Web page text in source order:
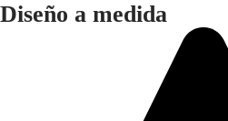
Diseño a medida